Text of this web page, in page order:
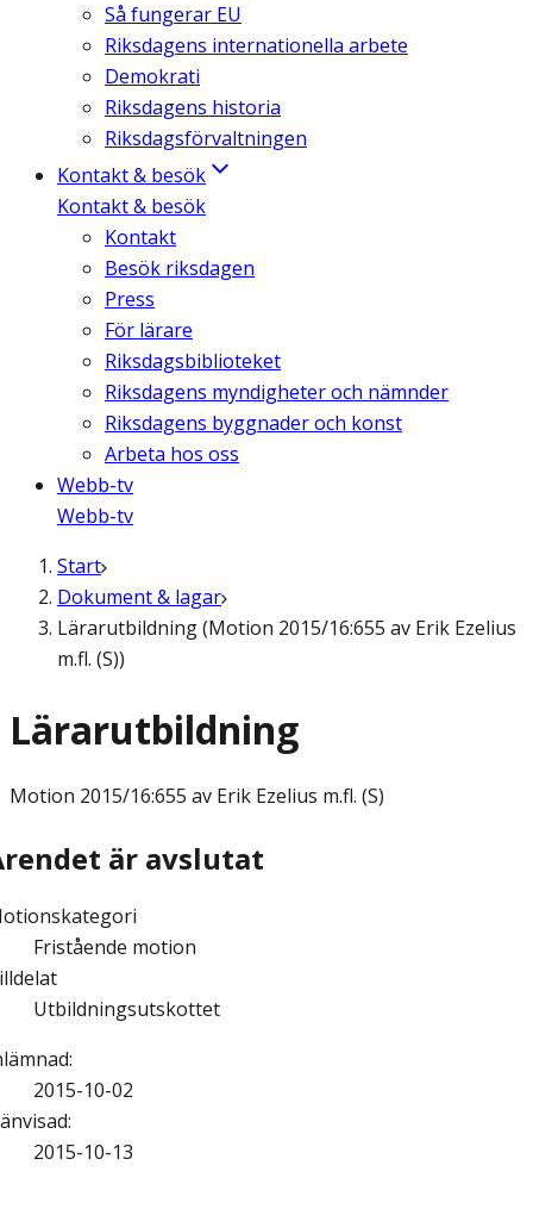
Så fungerar EU
Riksdagens internationella arbete
Demokrati
Riksdagens historia
Riksdagsförvaltningen
Kontakt & besök
Kontakt & besök
Kontakt
Besök riksdagen
Press
För lärare
Riksdagsbiblioteket
Riksdagens myndigheter och nämnder
Riksdagens byggnader och konst
Arbeta hos oss
Webb-tv
Webb-tv
Start
Dokument & lagar
Lärarutbildning (Motion 2015/16:655 av Erik Ezelius
m.fl. (S))
Lärarutbildning
Motion 2015/16:655 av Erik Ezelius m.fl. (S)
är avslutat
Fristående motion
Utbildningsutskottet
:
2015-10-02
:
2015-10-13